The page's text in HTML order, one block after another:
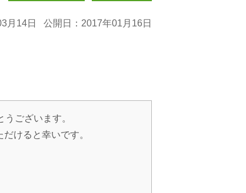
月14日 公開日：2017年01月16日
ございます。
けると幸いです。